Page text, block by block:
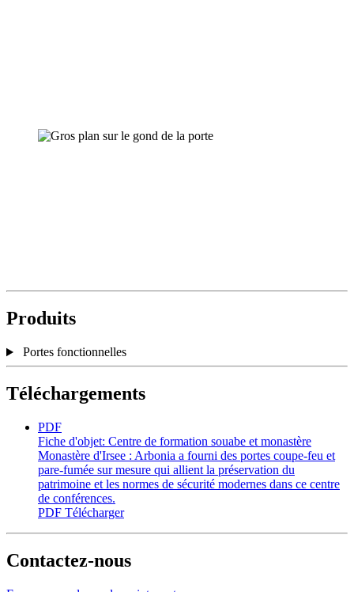
Produits
Portes fonctionnelles
Téléchargements
PDF
Fiche d'objet: Centre de formation souabe et monastère
Monastère d'Irsee : Arbonia a fourni des portes coupe-feu et
pare-fumée sur mesure qui allient la préservation du
patrimoine et les normes de sécurité modernes dans ce centre
de conférences.
PDF Télécharger
Contactez-nous